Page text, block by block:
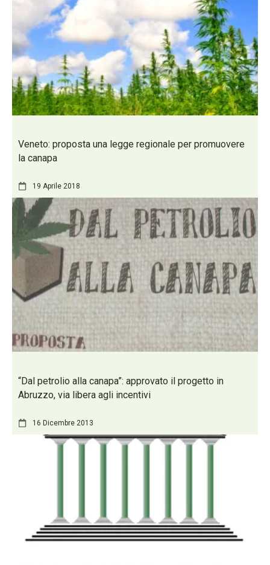
Veneto: proposta una legge regionale per promuovere
la canapa
19 Aprile 2018
“Dal petrolio alla canapa”: approvato il progetto in
Abruzzo, via libera agli incentivi
16 Dicembre 2013